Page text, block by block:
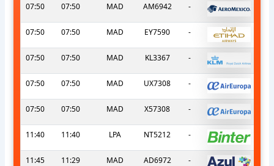
07:50 07:50 MAD AM6942 -
07:50 07:50 MAD EY7590 -
07:50 07:50 MAD KL3367 -
07:50 07:50 MAD UX7308 -
07:50 07:50 MAD X57308 -
11:40 11:40 LPA NT5212 -
11:45 11:29 MAD AD6972 -